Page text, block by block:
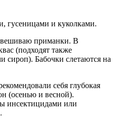
гусеницами и куколками.
приманки. В
(подходят также
сироп). Бабочки слетаются на
себя глубокая
(осенью и весной).
инсектицидами или